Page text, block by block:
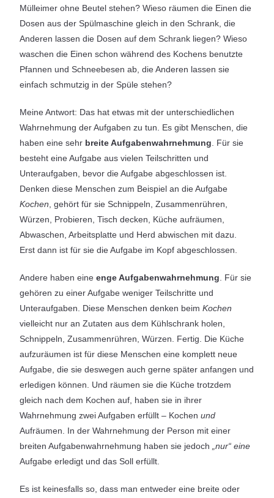
Mülleimer ohne Beutel stehen? Wieso räumen die Einen die
Dosen aus der Spülmaschine gleich in den Schrank, die
Anderen lassen die Dosen auf dem Schrank liegen? Wieso
waschen die Einen schon während des Kochens benutzte
Pfannen und Schneebesen ab, die Anderen lassen sie
einfach schmutzig in der Spüle stehen?
Meine Antwort: Das hat etwas mit der unterschiedlichen
Wahrnehmung der Aufgaben zu tun. Es gibt Menschen, die
haben eine sehr breite Aufgabenwahrnehmung . Für sie
besteht eine Aufgabe aus vielen Teilschritten und
Unteraufgaben, bevor die Aufgabe abgeschlossen ist.
Denken diese Menschen zum Beispiel an die Aufgabe
Kochen , gehört für sie Schnippeln, Zusammenrühren,
Würzen, Probieren, Tisch decken, Küche aufräumen,
Abwaschen, Arbeitsplatte und Herd abwischen mit dazu.
Erst dann ist für sie die Aufgabe im Kopf abgeschlossen.
Andere haben eineenge Aufgabenwahrnehmung . Für sie
gehören zu einer Aufgabe weniger Teilschritte und
Unteraufgaben. Diese Menschen denken beimKochen
vielleicht nur an Zutaten aus dem Kühlschrank holen,
Schnippeln, Zusammenrühren, Würzen. Fertig. Die Küche
aufzuräumen ist für diese Menschen eine komplett neue
Aufgabe, die sie deswegen auch gerne später anfangen und
erledigen können. Und räumen sie die Küche trotzdem
gleich nach dem Kochen auf, haben sie in ihrer
Wahrnehmung zwei Aufgaben erfüllt – Kochenund
Aufräumen. In der Wahrnehmung der Person mit einer
breiten Aufgabenwahrnehmung haben sie jedoch
„nur“ eine
Aufgabe erledigt und das Soll erfüllt.
Es ist keinesfalls so, dass man entweder eine breite oder